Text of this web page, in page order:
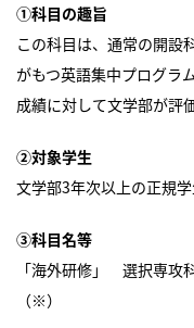
①科目の趣旨
この科目は、通常の開設
がもつ英語集中プログラ
成績に対して文学部が評
②対象学生
文学部3年次以上の正規
③科目名等
「海外研修」 選択専攻
（※）